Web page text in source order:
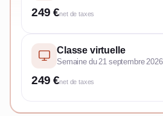
249 €net de taxes
Classe virtuelle
Semaine du 21 septembre
249 €net de taxes